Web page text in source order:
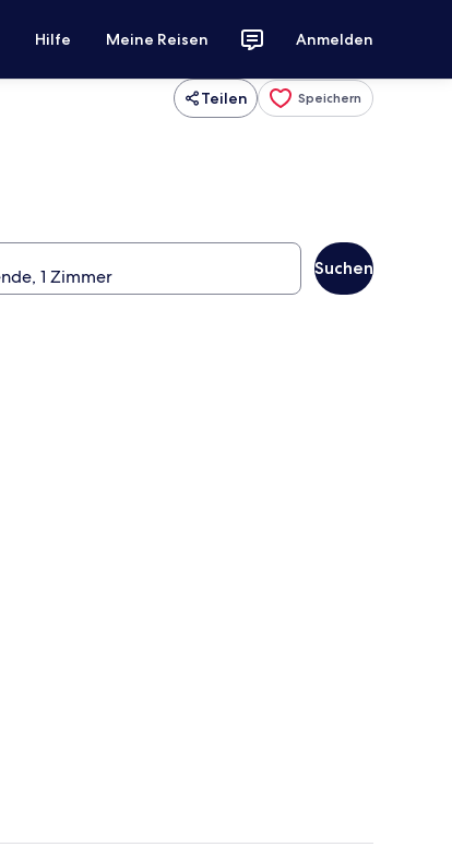
Hilfe Meine Reisen Anmelden
Teilen Speichern
Suchen